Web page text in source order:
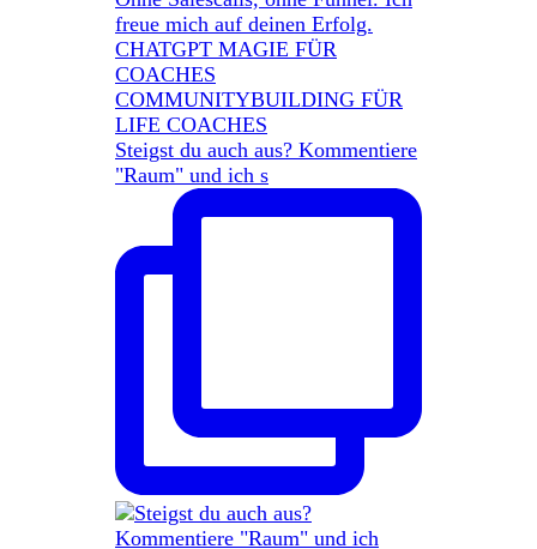
Steigst du auch aus? Kommentiere
"Raum" und ich s